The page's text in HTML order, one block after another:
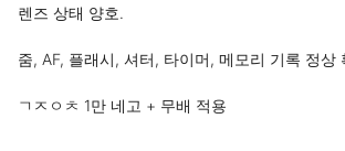
렌즈 상태 양호.
줌, AF, 플래시, 셔터, 타이머, 메모리 기록 정상
ㄱㅈㅇㅊ 1만 네고 + 무배 적용